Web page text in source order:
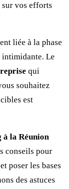
vos efforts
liée à la phase
intimidante. Le
qui
souhaitez
est
à la Réunion
conseils pour
poser les bases
des astuces